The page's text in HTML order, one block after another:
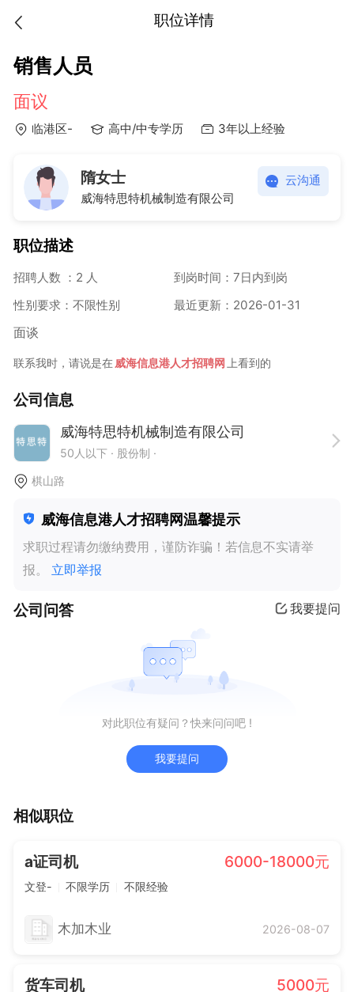
职位详情
销售人员
面议
临港区- 高中/中专学历 3年以上经验
隋女士
威海特思特机械制造有限公司
云沟通
职位描述
招聘人数 ：2 人
到岗时间：7日内到岗
性别要求：不限性别
最近更新：2026-01-31
面谈
联系我时，请说是在 威海信息港人才招聘网 上看到的
公司信息
威海特思特机械制造有限公司
50人以下 · 股份制 ·
棋山路
威海信息港人才招聘网温馨提示
求职过程请勿缴纳费用，谨防诈骗！若信息不实请举
报。 立即举报
公司问答 我要提问
对此职位有疑问？快来问问吧 !
我要提问
相似职位
a证司机 6000-18000元
文登- 不限学历 不限经验
木加木业 2026-08-07
货车司机 5000元